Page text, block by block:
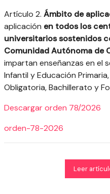
Artículo 2. Ámbito de
aplicación en todos los
universitarios sostenidos
Comunidad Autónoma de
impartan enseñanzas en el
Infantil y Educación
Obligatoria, Bachillerato y
Descargar orden 78/2026
orden-78-2026
Leer